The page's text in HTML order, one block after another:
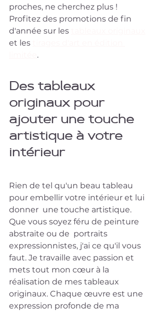
proches, ne cherchez plus !
Profitez des promotions de fin
d'année sur les
et les
.
Des tableaux
originaux pour
ajouter une touche
artistique à votre
intérieur
Rien de tel qu'un beau tableau
pour embellir votre intérieur et lui
donner  une touche artistique.
Que vous soyez féru de peinture
abstraite ou de  portraits
expressionnistes, j'ai ce qu'il vous
faut. Je travaille avec passion et
mets tout mon cœur à la
réalisation de mes tableaux
originaux. Chaque œuvre est une
expression profonde de ma